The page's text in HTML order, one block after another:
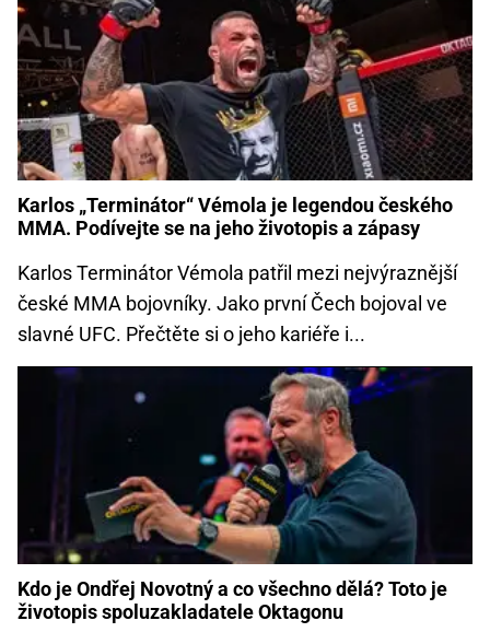
Karlos „Terminátor“ Vémola je legendou českého
MMA. Podívejte se na jeho životopis a zápasy
Karlos Terminátor Vémola patřil mezi nejvýraznější
české MMA bojovníky. Jako první Čech bojoval ve
slavné UFC. Přečtěte si o jeho kariéře i...
Kdo je Ondřej Novotný a co všechno dělá? Toto je
životopis spoluzakladatele Oktagonu